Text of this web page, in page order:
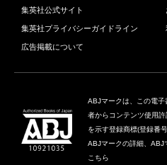
集英社公式サイト
集英社プライバシーガイドライン
広告掲載について
ABJマークは、この電
者からコンテンツ使用
を示す登録商標(登録番
ABJマークの詳細、ABJ
こちら